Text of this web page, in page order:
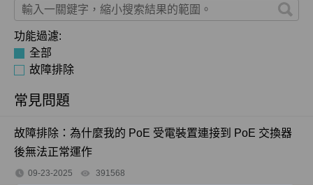
功能過濾:
全部
故障排除
常見問題
故障排除：為什麼我的 PoE 受電裝置連接到 PoE 交換器
後無法正常運作
09-23-2025 391568